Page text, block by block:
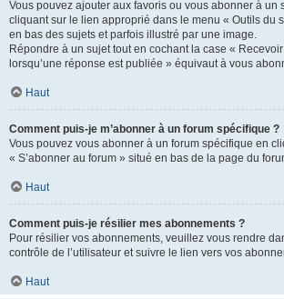
Vous pouvez ajouter aux favoris ou vous abonner à un
cliquant sur le lien approprié dans le menu « Outils du
en bas des sujets et parfois illustré par une image.
Répondre à un sujet tout en cochant la case «
lorsqu’une réponse est publiée » équivaut à vous
Haut
Comment puis-je m’abonner à un forum spécifique ?
Vous pouvez vous abonner à un forum spécifique en
« S’abonner au forum » situé en bas de la page du
Haut
Comment puis-je résilier mes abonnements ?
Pour résilier vos abonnements, veuillez vous rendre
contrôle de l’utilisateur et suivre le lien vers vos
Haut